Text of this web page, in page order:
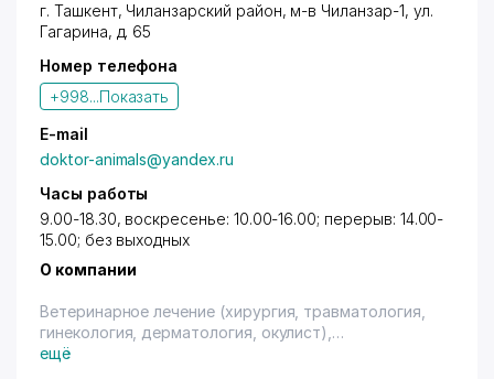
г. Ташкент, Чиланзарский район, м-в Чиланзар-1, ул.
Гагарина, д. 65
Номер телефона
+998...Показать
E-mail
doktor-animals@yandex.ru
Часы работы
9.00-18.30, воскресенье: 10.00-16.00; перерыв: 14.00-
15.00; без выходных
О компании
Ветеринарное лечение (хирургия, травматология,
гинекология, дерматология, окулист),
лабораторные исследования. Ветеринарная аптека.
ещё